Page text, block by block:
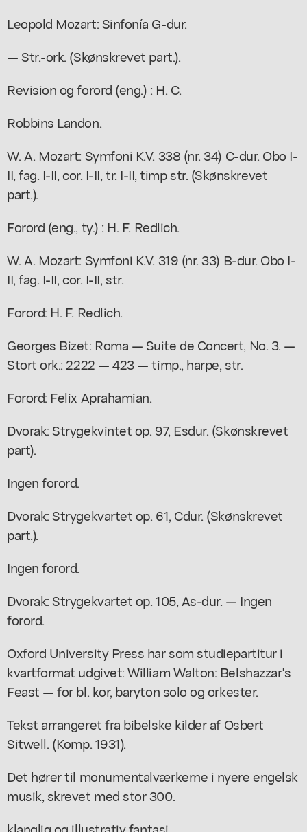
Leopold Mozart: Sinfonía G-dur.
— Str.-ork. (Skønskrevet part.).
Revision og forord (eng.) : H. C.
Robbins Landon.
W. A. Mozart: Symfoni K.V. 338 (nr. 34) C-dur. Obo I-
II, fag. I-II, cor. I-II, tr. I-II, timp str. (Skønskrevet
part.).
Forord (eng., ty.) : H. F. Redlich.
W. A. Mozart: Symfoni K.V. 319 (nr. 33) B-dur. Obo I-
II, fag. I-II, cor. I-II, str.
Forord: H. F. Redlich.
Georges Bizet: Roma — Suite de Concert, No. 3. —
Stort ork.: 2222 — 423 — timp., harpe, str.
Forord: Felix Aprahamian.
Dvorak: Strygekvintet op. 97, Esdur. (Skønskrevet
part).
Ingen forord.
Dvorak: Strygekvartet op. 61, Cdur. (Skønskrevet
part.).
Ingen forord.
Dvorak: Strygekvartet op. 105, As-dur. — Ingen
forord.
Oxford University Press har som studiepartitur i
kvartformat udgivet: William Walton: Belshazzar's
Feast — for bl. kor, baryton solo og orkester.
Tekst arrangeret fra bibelske kilder af Osbert
Sitwell. (Komp. 1931).
Det hører til monumentalværkerne i nyere engelsk
musik, skrevet med stor 300.
klanglig og illustrativ fantasi.